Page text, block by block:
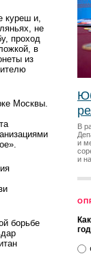
В
и
и
куреш и,
не
проход
в
из
Москвы.
борьбе